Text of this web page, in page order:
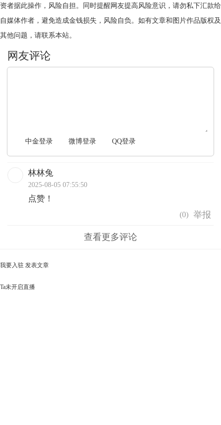
资者据此操作，风险自担。同时提醒网友提高风险意识，请勿私下汇款给
自媒体作者，避免造成金钱损失，风险自负。如有文章和图片作品版权及
其他问题，请联系本站。
中金登录 微博登录 QQ登录
林林兔
2025-08-05 07:55:50
点赞！
(0)
查看更多评论
我要入驻 发表文章
Ta未开启直播